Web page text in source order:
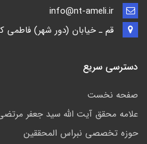
قم ـ خيابان (دور شهر) فاطمي كوچه 22 ـ
دسترسی سریع
صفحه نخست
علامه محقق آیت الله سید جعفر
حوزه تخصصی نبراس المحققین